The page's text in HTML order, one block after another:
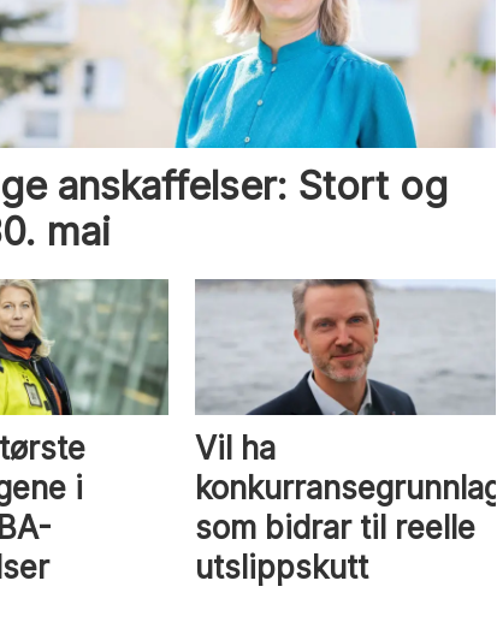
anskaffelser: Stort og
mai
i
Vil ha
konkurransegrunnlag
som bidrar til reelle
utslippskutt